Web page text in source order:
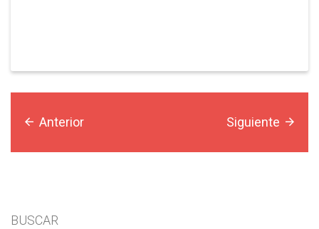
Anterior Siguiente
BUSCAR